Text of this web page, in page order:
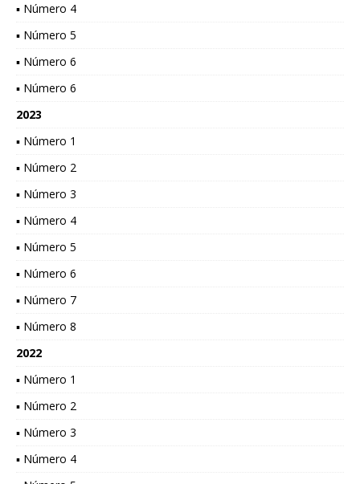
▪ Número 4
▪ Número 5
▪ Número 6
▪ Número 6
2023
▪ Número 1
▪ Número 2
▪ Número 3
▪ Número 4
▪ Número 5
▪ Número 6
▪ Número 7
▪ Número 8
2022
▪ Número 1
▪ Número 2
▪ Número 3
▪ Número 4